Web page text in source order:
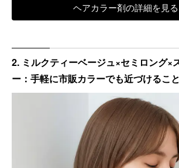
ヘアカラー剤の詳細を見る
2. ミルクティーベージュ×セミロング×
ー：手軽に市販カラーでも近づけるこ